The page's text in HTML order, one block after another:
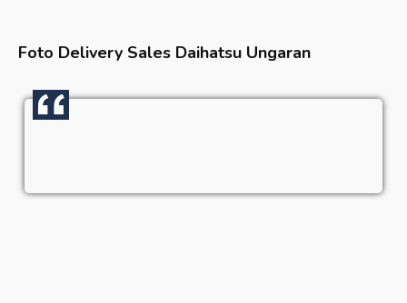
Foto Delivery Sales Daihatsu Ungaran